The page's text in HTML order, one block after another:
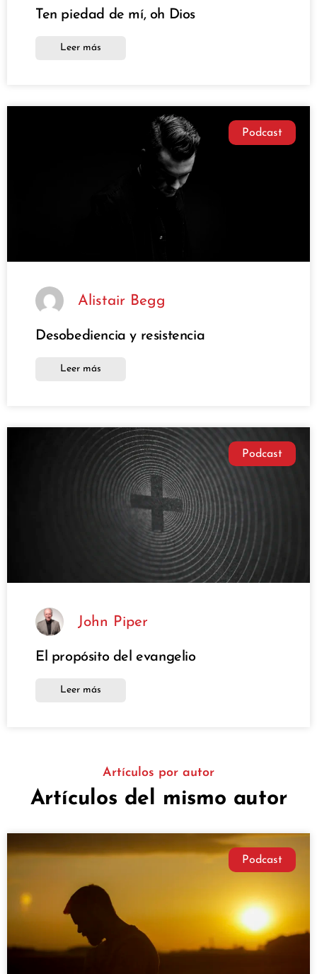
Ten piedad de mí, oh Dios
Leer más
Podcast
Alistair Begg
Desobediencia y resistencia
Leer más
Podcast
John Piper
El propósito del evangelio
Leer más
Artículos por autor
Artículos del mismo autor
Podcast